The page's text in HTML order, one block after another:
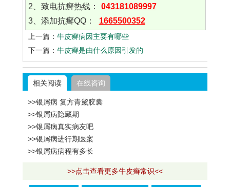
2、致电抗癣热线：
043181089997
3、添加抗癣QQ：
1665500352
上一篇： 牛皮癣病因主要有哪些
下一篇： 牛皮癣是由什么原因引发的
相关阅读 在线咨询
>>银屑病 复方青黛胶囊
>>银屑病隐藏期
>>银屑病真实病友吧
>>银屑病进行期医案
>>银屑病病程有多长
>>点击查看更多牛皮癣常识<<